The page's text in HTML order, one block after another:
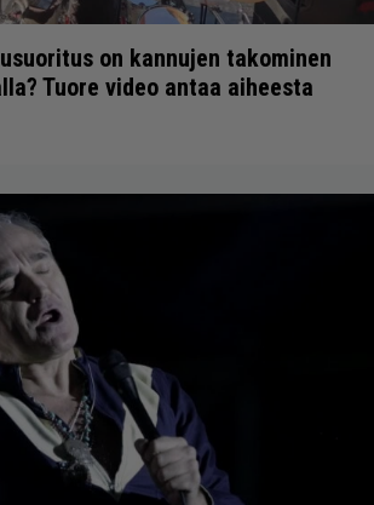
on kannujen takominen
Tuore video antaa aiheesta